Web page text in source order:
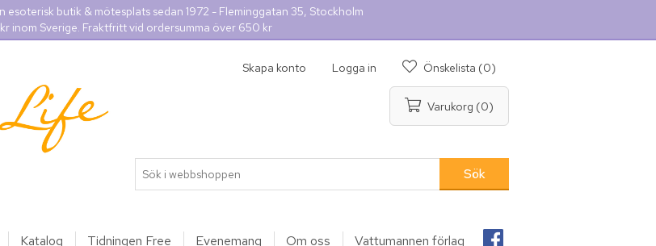
esoterisk butik & mötesplats sedan 1972 - Fleminggatan 35, Stockholm
inom Sverige. Fraktfritt vid ordersumma över 650 kr
Skapa konto Logga in Önskelista (0)
Varukorg (0)
Katalog Tidningen Free Evenemang Om oss Vattumannen förlag